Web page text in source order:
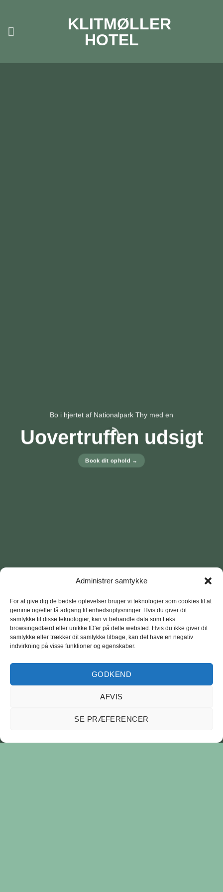
Administrer samtykke
For at give dig de bedste oplevelser bruger vi teknologier som cookies til at
gemme og/eller få adgang til enhedsoplysninger. Hvis du giver dit
samtykke til disse teknologier, kan vi behandle data som f.eks.
browsingadfærd eller unikke ID'er på dette websted. Hvis du ikke giver dit
samtykke eller trækker dit samtykke tilbage, kan det have en negativ
indvirkning på visse funktioner og egenskaber.
GODKEND
AFVIS
SE PRÆFERENCER
content
KLITMØLLER
HOTEL
Bo i hjertet af Nationalpark Thy med en
Uovertruffen udsigt
Book dit ophold →